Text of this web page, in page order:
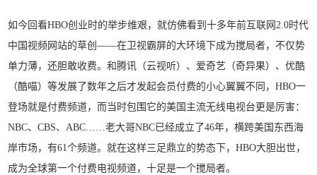
如今回看HBO创业时的举步维艰，就仿佛看到十多年前互联网2.0时代
中国视频网站的草创——在卫视霸屏的大环境下成为搅局者，不仅势
单力薄，还胆敢收费。和腾讯（云视听）、爱奇艺（奇异果）、优酷
（酷喵）等发展了数年之后才发起会员付费的小心翼翼不同，HBO一
登场就是付费频道，而当时包围它的美国主流无线电视台更是厉害：
NBC、CBS、ABC……老大哥NBC已经成立了46年，横跨美国东西海
岸市场，有61个频道。就在这样三足鼎立的势态下，HBO大胆出世，
成为全球第一个付费电视频道，十足是一个搅局者。